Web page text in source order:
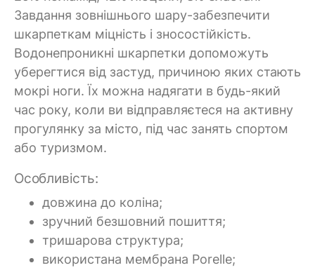
Завдання зовнішнього шару-забезпечити
шкарпеткам міцність і зносостійкість.
Водонепроникні шкарпетки допоможуть
уберегтися від застуд, причиною яких стають
мокрі ноги. Їх можна надягати в будь-який
час року, коли ви відправляєтеся на активну
прогулянку за місто, під час занять спортом
або туризмом.
Особливість:
довжина до коліна;
зручний безшовний пошиття;
тришарова структура;
використана мембрана Porelle;